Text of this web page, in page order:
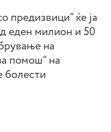
предизвици“ ќе ја
еден милион и 50
на
помош“ на
болести